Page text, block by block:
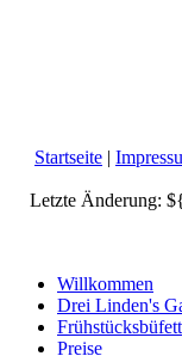
Startseite |
Letzte Änderung:
Willkommen
Drei Linden's
Frühstücksbüfett
Preise